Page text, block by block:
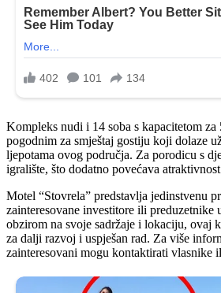
Kompleks nudi i 14 soba s kapacitetom za
pogodnim za smještaj gostiju koji dolaze
ljepotama ovog područja. Za porodicu s
igralište, što dodatno povećava
Motel “Stovrela” predstavlja jedinstvenu
zainteresovane investitore ili preduzetnike
obzirom na svoje sadržaje i lokaciju, ovaj
za dalji razvoj i uspješan rad. Za više
zainteresovani mogu kontaktirati vlasnike